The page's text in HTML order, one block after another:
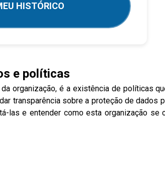
HISTÓRICO
e políticas
organização, é a existência de políticas
transparência sobre a proteção de dados
las e entender como esta organização se